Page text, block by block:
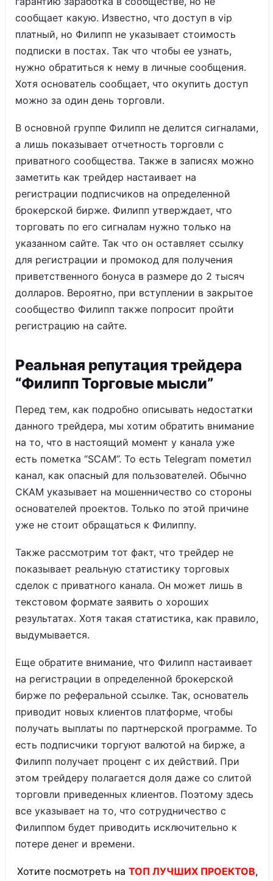
сообщает какую. Известно, что доступ в vip
платный, но Филипп не указывает стоимость
подписки в постах. Так что чтобы ее узнать,
нужно обратиться к нему в личные сообщения.
Хотя основатель сообщает, что окупить доступ
можно за один день торговли.
В основной группе Филипп не делится сигналами,
а лишь показывает отчетность торговли с
приватного сообщества. Также в записях можно
заметить как трейдер настаивает на
регистрации подписчиков на определенной
брокерской бирже. Филипп утверждает, что
торговать по его сигналам нужно только на
указанном сайте. Так что он оставляет ссылку
для регистрации и промокод для получения
приветственного бонуса в размере до 2 тысяч
долларов. Вероятно, при вступлении в закрытое
сообщество Филипп также попросит пройти
регистрацию на сайте.
Реальная репутация трейдера
“Филипп Торговые мысли”
Перед тем, как подробно описывать недостатки
данного трейдера, мы хотим обратить внимание
на то, что в настоящий момент у канала уже
есть пометка “SCAM”. То есть Telegram пометил
канал, как опасный для пользователей. Обычно
СКАМ указывает на мошенничество со стороны
основателей проектов. Только по этой причине
уже не стоит обращаться к Филиппу.
Также рассмотрим тот факт, что трейдер не
показывает реальную статистику торговых
сделок с приватного канала. Он может лишь в
текстовом формате заявить о хороших
результатах. Хотя такая статистика, как правило,
выдумывается.
Еще обратите внимание, что Филипп настаивает
на регистрации в определенной брокерской
бирже по реферальной ссылке. Так, основатель
приводит новых клиентов платформе, чтобы
получать выплаты по партнерской программе. То
есть подписчики торгуют валютой на бирже, а
Филипп получает процент с их действий. При
этом трейдеру полагается доля даже со слитой
торговли приведенных клиентов. Поэтому здесь
все указывает на то, что сотрудничество с
Филиппом будет приводить исключительно к
потере денег и времени.
Хотите посмотреть на ТОП ЛУЧШИХ ПРОЕКТОВ,